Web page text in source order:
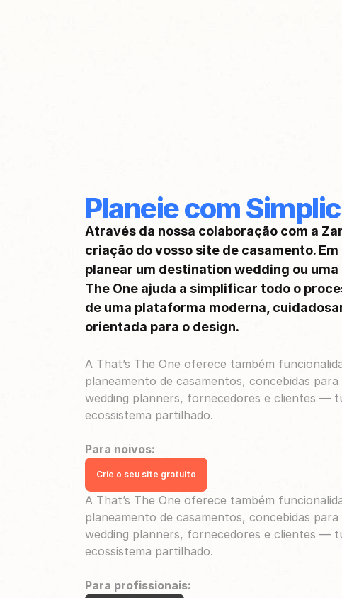
Planeie com
Através da nossa colaboração com a
criação do vosso site de casamento.
planear um destination wedding ou
The One ajuda a simplificar todo o
de uma plataforma moderna,
orientada para o design.
A That’s The One oferece também
planeamento de casamentos, concebidas
wedding planners, fornecedores e clientes —
ecossistema partilhado.
Para noivos:
Crie o seu site gratuito
A That’s The One oferece também
planeamento de casamentos, concebidas
wedding planners, fornecedores e clientes —
ecossistema partilhado.
Para profissionais: